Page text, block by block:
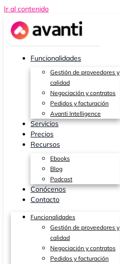
Ir al contenido
Funcionalidades
Gestión de proveedores y
calidad
Negociación y contratos
Pedidos y facturación
Avanti Intelligence
Servicios
Precios
Recursos
Ebooks
Blog
Podcast
Conócenos
Contacto
Funcionalidades
Gestión de proveedores y
calidad
Negociación y contratos
Pedidos y facturación